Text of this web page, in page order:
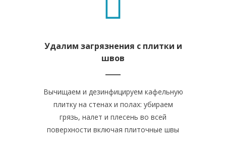
Удалим загрязнения с плитки и
швов
Вычищаем и дезинфицируем кафельную
плитку на стенах и полах: убираем
грязь, налет и плесень во всей
поверхности включая плиточные швы